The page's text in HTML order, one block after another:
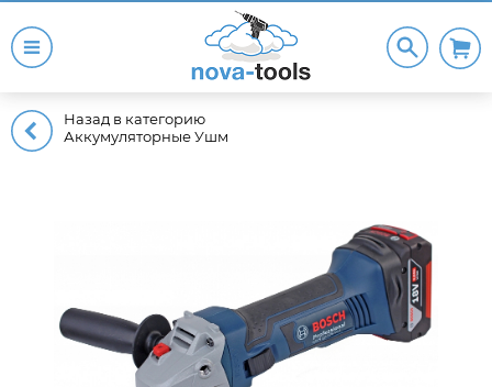
Назад в категорию
Аккумуляторные Ушм